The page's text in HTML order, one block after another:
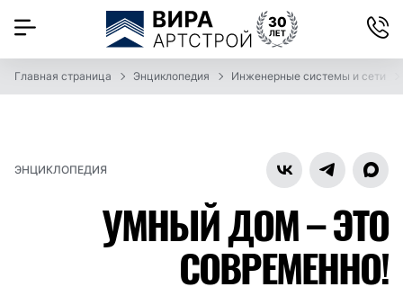
Главная страница Энциклопедия Инженерные системы и сети
ЭНЦИКЛОПЕДИЯ
УМНЫЙ ДОМ – ЭТО
СОВРЕМЕННО!